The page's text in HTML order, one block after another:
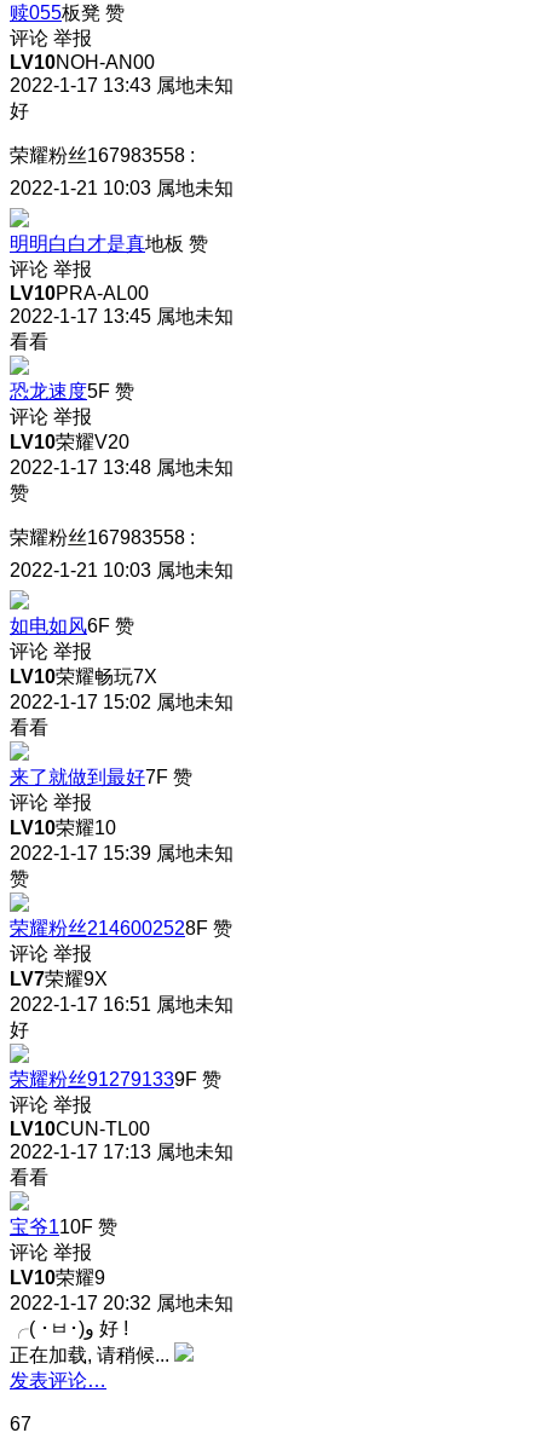
赎055板凳 赞
评论 举报
LV10NOH-AN00
2022-1-17 13:43 属地未知
好
荣耀粉丝167983558 :
2022-1-21 10:03 属地未知
明明白白才是真地板 赞
评论 举报
LV10PRA-AL00
2022-1-17 13:45 属地未知
看看
恐龙速度5F 赞
评论 举报
LV10荣耀V20
2022-1-17 13:48 属地未知
赞
荣耀粉丝167983558 :
2022-1-21 10:03 属地未知
如电如风6F 赞
评论 举报
LV10荣耀畅玩7X
2022-1-17 15:02 属地未知
看看
来了就做到最好7F 赞
评论 举报
LV10荣耀10
2022-1-17 15:39 属地未知
赞
荣耀粉丝2146002528F 赞
评论 举报
LV7荣耀9X
2022-1-17 16:51 属地未知
好
荣耀粉丝912791339F 赞
评论 举报
LV10CUN-TL00
2022-1-17 17:13 属地未知
看看
宝爷110F 赞
评论 举报
LV10荣耀9
2022-1-17 20:32 属地未知
╭( ･ㅂ･)و 好 !
正在加载, 请稍候...
发表评论…
67